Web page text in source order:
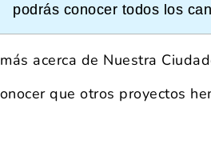
podrás conocer todos los
acerca de Nuestra
que otros proyectos